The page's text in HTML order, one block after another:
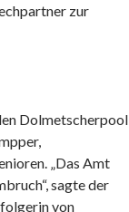
zur
Dolmetscherpool
„Das Amt
sagte der
von